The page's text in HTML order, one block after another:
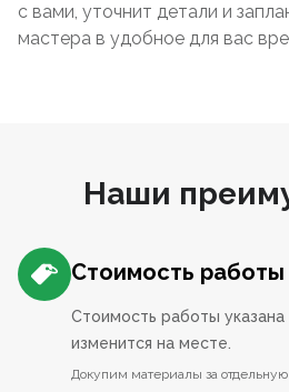
с вами, уточнит детали и
мастера в удобное для вас
Наши
Стоимость работы
Стоимость работы
изменится на месте.
Докупим материалы за отдельную